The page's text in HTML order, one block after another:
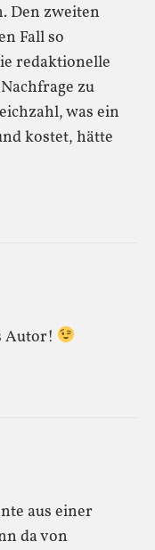
Den zweiten
Fall so
redaktionelle
zu
was ein
kostet, hätte
Autor!
aus einer
da von